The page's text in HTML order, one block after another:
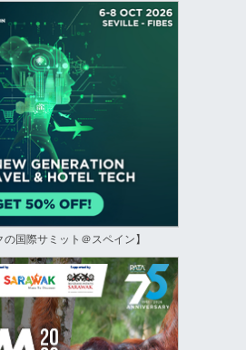
の国際サミット＠スペイン】